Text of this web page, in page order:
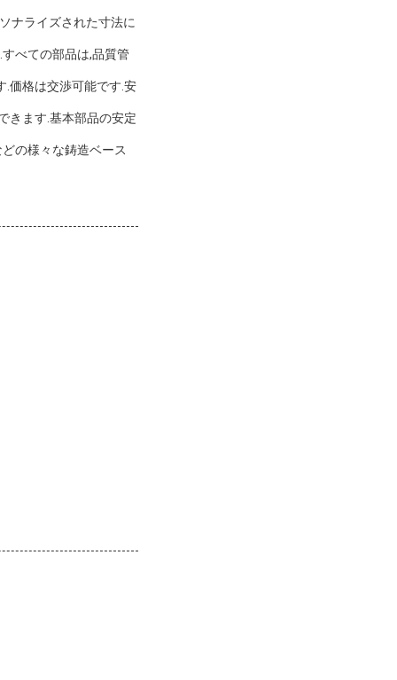
ナライズされた寸法に
べての部品は,品質管
.価格は交渉可能です.安
きます.基本部品の安定
の様々な鋳造ベース